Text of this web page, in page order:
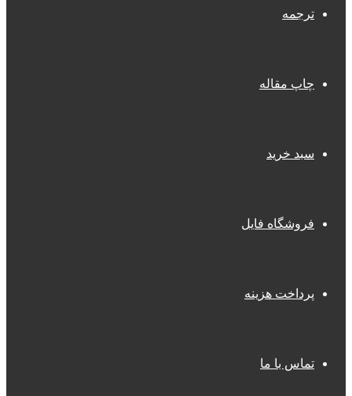
ترجمه
چاپ مقاله
سبد خرید
فروشگاه فایل
پرداخت هزینه
تماس با ما